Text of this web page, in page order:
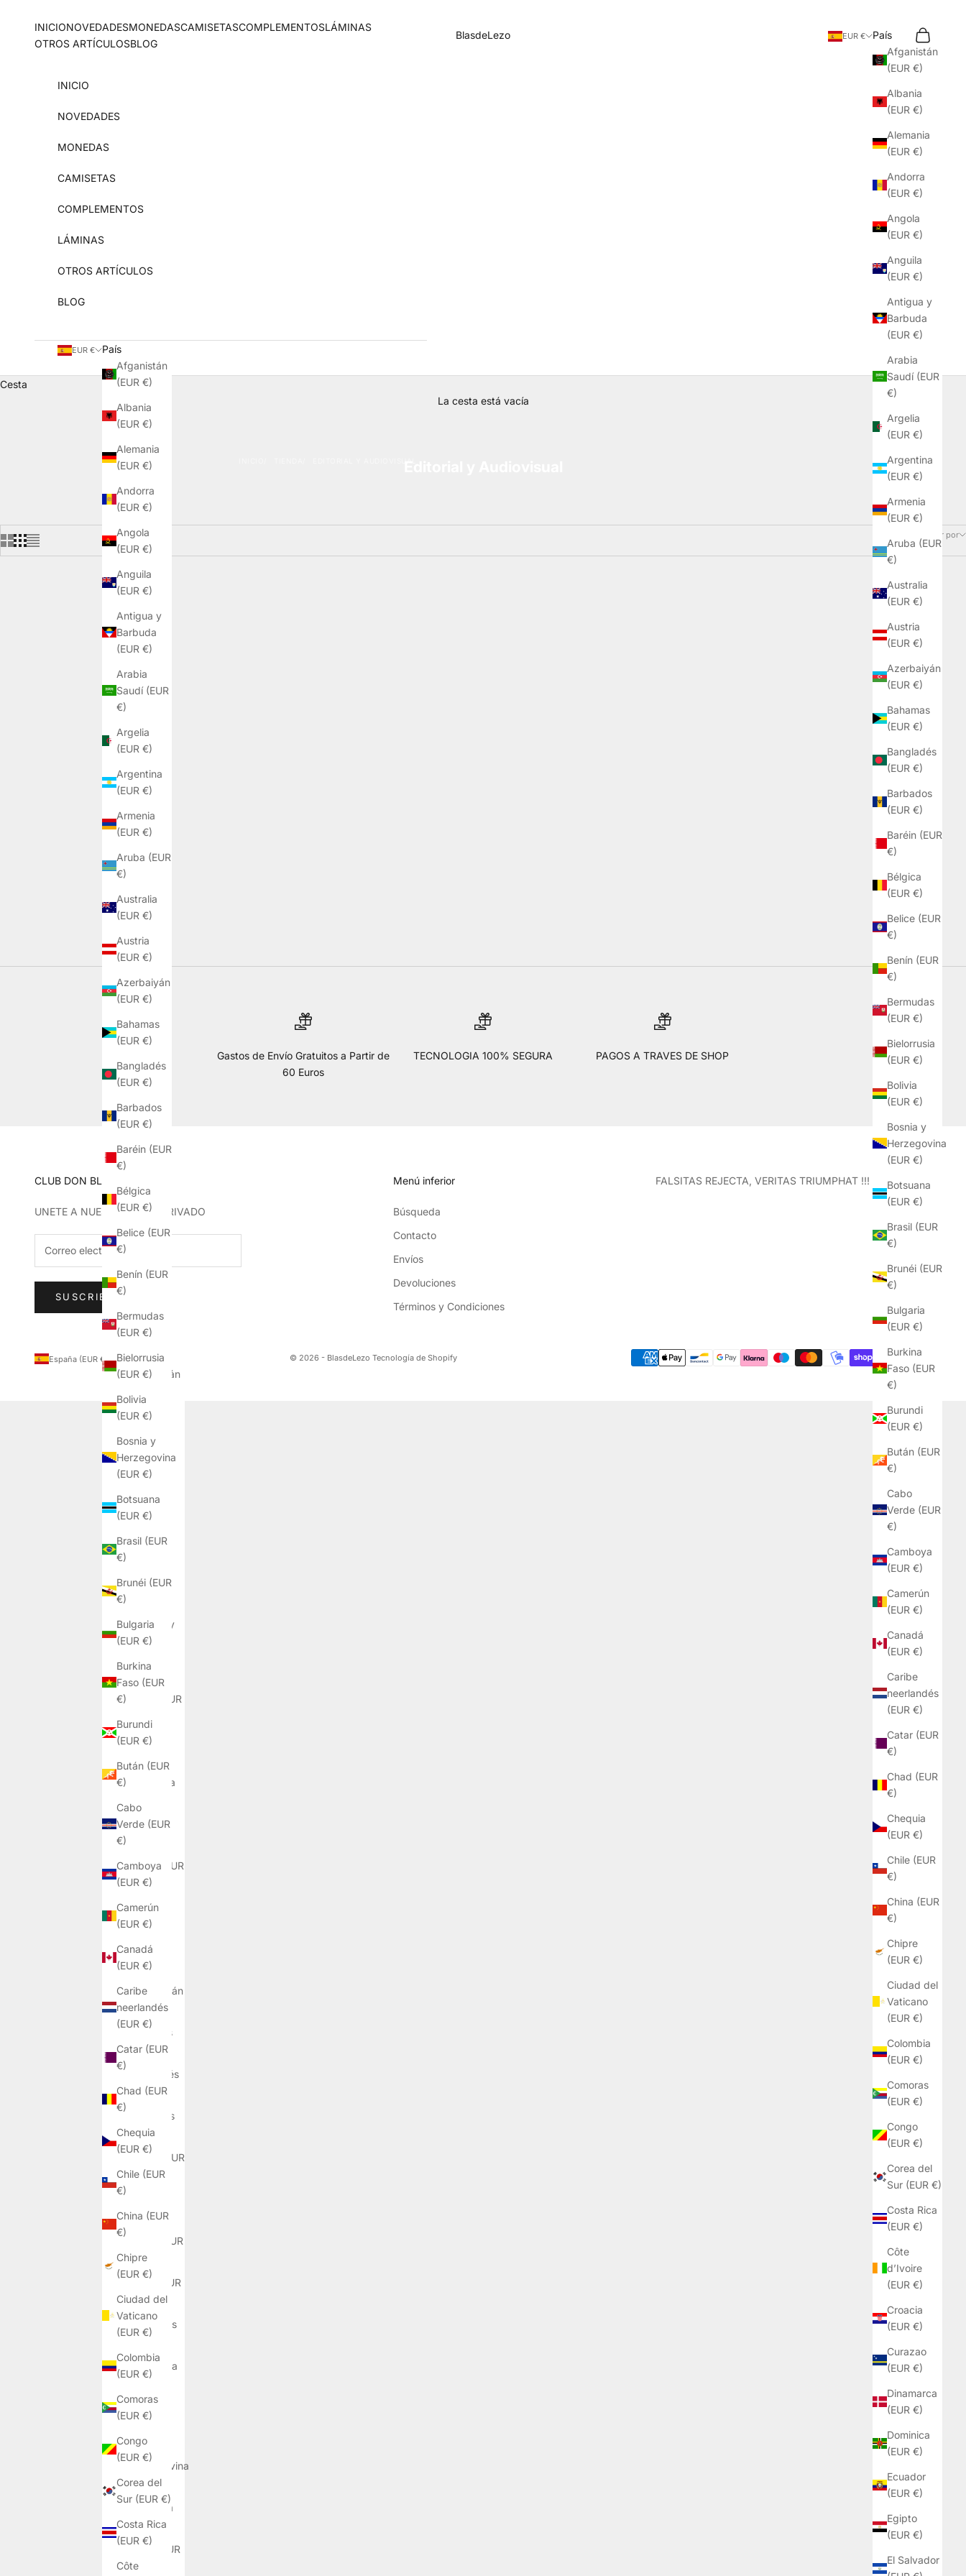
BlasdeLezo
INICIONOVEDADESMONEDASCAMISETASCOMPLEMENTOSLÁMINAS
OTROS ARTÍCULOSBLOG
EUR €
País
Afganistán
(EUR €)
Albania
(EUR €)
Alemania
(EUR €)
Andorra
(EUR €)
Angola
(EUR €)
Anguila
(EUR €)
Antigua y
Barbuda
(EUR €)
Arabia
Saudí (EUR
€)
Argelia
(EUR €)
Argentina
(EUR €)
Armenia
(EUR €)
Aruba (EUR
€)
Australia
(EUR €)
Austria
(EUR €)
Azerbaiyán
(EUR €)
Bahamas
(EUR €)
Bangladés
(EUR €)
Barbados
(EUR €)
Baréin (EUR
€)
Bélgica
(EUR €)
Belice (EUR
€)
Benín (EUR
€)
Bermudas
(EUR €)
Bielorrusia
(EUR €)
Bolivia
(EUR €)
Bosnia y
Herzegovina
(EUR €)
Botsuana
(EUR €)
Brasil (EUR
€)
Brunéi (EUR
€)
Bulgaria
(EUR €)
Burkina
Faso (EUR
€)
Burundi
(EUR €)
Bután (EUR
€)
Cabo
Verde (EUR
€)
Camboya
(EUR €)
Camerún
(EUR €)
Canadá
(EUR €)
Caribe
neerlandés
(EUR €)
Catar (EUR
€)
Chad (EUR
€)
Chequia
(EUR €)
Chile (EUR
€)
China (EUR
€)
Chipre
(EUR €)
Ciudad del
Vaticano
(EUR €)
Colombia
(EUR €)
Comoras
(EUR €)
Congo
(EUR €)
Corea del
Sur (EUR €)
Costa Rica
(EUR €)
Côte
d’Ivoire
(EUR €)
Croacia
(EUR €)
Curazao
(EUR €)
Dinamarca
(EUR €)
Dominica
(EUR €)
Ecuador
(EUR €)
Egipto
(EUR €)
El Salvador
Buscar
Cesta
INICIO
NOVEDADES
MONEDAS
CAMISETAS
COMPLEMENTOS
LÁMINAS
OTROS ARTÍCULOS
BLOG
EUR €
País
Afganistán
(EUR €)
Albania
(EUR €)
Alemania
(EUR €)
Andorra
(EUR €)
Angola
(EUR €)
Anguila
(EUR €)
Antigua y
Barbuda
(EUR €)
Arabia
Saudí (EUR
€)
Argelia
(EUR €)
Argentina
(EUR €)
Armenia
(EUR €)
Aruba (EUR
€)
Australia
(EUR €)
Austria
(EUR €)
Azerbaiyán
(EUR €)
Bahamas
(EUR €)
Bangladés
(EUR €)
Barbados
(EUR €)
Baréin (EUR
€)
Bélgica
(EUR €)
Belice (EUR
€)
Benín (EUR
€)
Bermudas
(EUR €)
Bielorrusia
(EUR €)
Bolivia
(EUR €)
Bosnia y
Herzegovina
(EUR €)
Botsuana
(EUR €)
Brasil (EUR
€)
Brunéi (EUR
€)
Bulgaria
(EUR €)
Burkina
Faso (EUR
€)
Burundi
(EUR €)
Bután (EUR
€)
Cabo
Verde (EUR
€)
Camboya
(EUR €)
Camerún
(EUR €)
Canadá
(EUR €)
Caribe
neerlandés
(EUR €)
Catar (EUR
€)
Chad (EUR
€)
Chequia
(EUR €)
Chile (EUR
€)
China (EUR
€)
Chipre
(EUR €)
Ciudad del
Vaticano
(EUR €)
Colombia
(EUR €)
Comoras
(EUR €)
Congo
(EUR €)
Corea del
Sur (EUR €)
Costa Rica
(EUR €)
Côte
Cesta
La cesta está vacía
Ordenar por
1 producto
DVD BLAS DE LEZO
PRECIO DE OFERTA
€10,00
Gastos de Envío Gratuitos a Partir de
60 Euros
TECNOLOGIA 100% SEGURA PAGOS A TRAVES DE SHOP
CLUB DON BLAS DE LEZO
UNETE A NUESTRO CLUB PRIVADO
SUSCRIBIRSE
Menú inferior
Búsqueda
Contacto
Envíos
Devoluciones
Términos y Condiciones
FALSITAS REJECTA, VERITAS TRIUMPHAT !!!
España (EUR €)
País
Afganistán
Albania
Alemania
Andorra
Angola
Anguila
Antigua y
Barbuda
Arabia
Saudí (EUR
Argelia
Argentina
Armenia
Aruba (EUR
€)
Australia
Austria
Azerbaiyán
(EUR €)
Bahamas
(EUR €)
Bangladés
(EUR €)
Barbados
Baréin (EUR
€)
(EUR €)
Belice (EUR
€)
Benín (EUR
€)
Bermudas
Bielorrusia
Bolivia
Bosnia y
Herzegovina
(EUR €)
Botsuana
(EUR €)
Brasil (EUR
€)
© 2026 - BlasdeLezo Tecnología de Shopify